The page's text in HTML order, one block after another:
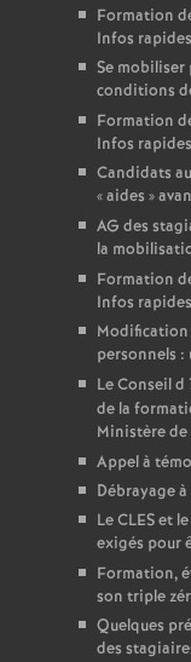
Formation
Infos
Se mobiliser
conditions
Formation
Infos
Candidats
«aides »
AG des
la
Formation
Infos
Modification
personnels
Le Conseil d
de la
Ministère de
Appel à
Débrayage
LeCLESet le
exigés pour
Formation,
son triple
Quelques
des